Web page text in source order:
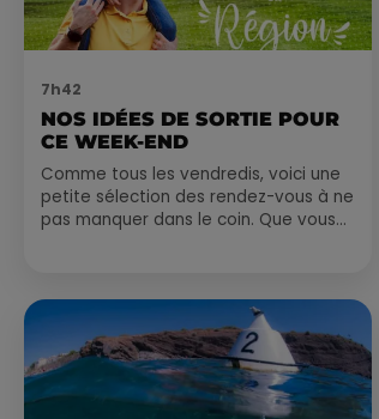
7h42
NOS IDÉES DE SORTIE POUR
CE WEEK-END
Comme tous les vendredis, voici une
petite sélection des rendez-vous à ne
pas manquer dans le coin. Que vous